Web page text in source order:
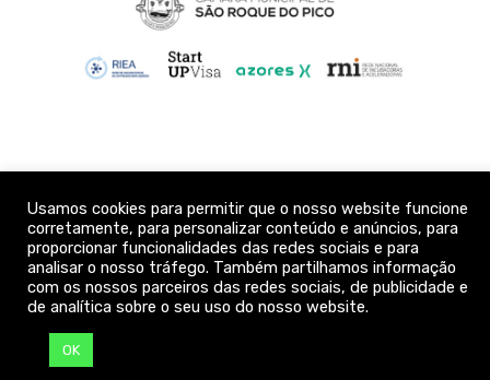
Usamos cookies para permitir que o nosso website funcione
corretamente, para personalizar conteúdo e anúncios, para
proporcionar funcionalidades das redes sociais e para
analisar o nosso tráfego. Também partilhamos informação
com os nossos parceiros das redes sociais, de publicidade e
de analítica sobre o seu uso do nosso website.
OK